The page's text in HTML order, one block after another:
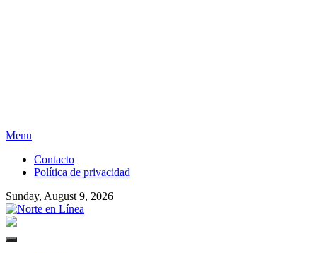
Skip
content
Menu
Contacto
Política de privacidad
Sunday, August 9, 2026
Primary